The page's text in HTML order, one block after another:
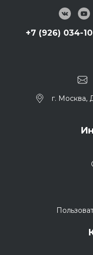
+7 (926) 034-
г. Москва,